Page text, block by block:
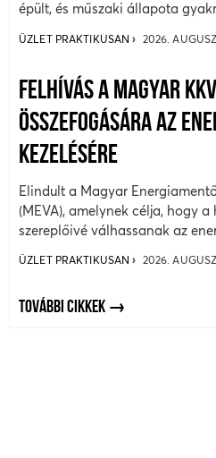
épült, és műszaki állapota
ÜZLET PRAKTIKUSAN 2026.
FELHÍVÁS A MAGYAR
ÖSSZEFOGÁSÁRA AZ
KEZELÉSÉRE
Elindult a Magyar
(MEVA), amelynek célja, hogy
szereplőivé válhassanak az
ÜZLET PRAKTIKUSAN 2026.
TOVÁBBI CIKKEK